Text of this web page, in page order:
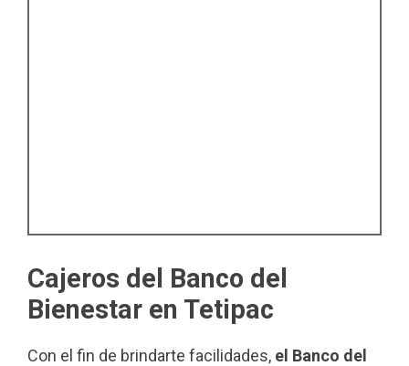
Cajeros del Banco del
Bienestar en Tetipac
Con el fin de brindarte facilidades, el Banco del